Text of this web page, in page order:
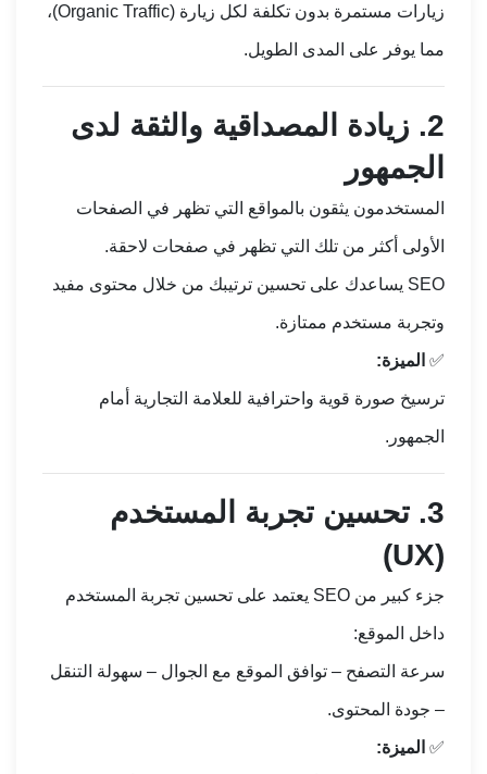
زيارات مستمرة بدون تكلفة لكل زيارة (Organic Traffic)،
مما يوفر على المدى الطويل.
2. زيادة المصداقية والثقة لدى
الجمهور
المستخدمون يثقون بالمواقع التي تظهر في الصفحات
الأولى أكثر من تلك التي تظهر في صفحات لاحقة.
SEO يساعدك على تحسين ترتيبك من خلال محتوى مفيد
وتجربة مستخدم ممتازة.
✅ الميزة:
ترسيخ صورة قوية واحترافية للعلامة التجارية أمام
الجمهور.
3. تحسين تجربة المستخدم
(UX)
جزء كبير من SEO يعتمد على تحسين تجربة المستخدم
داخل الموقع:
سرعة التصفح – توافق الموقع مع الجوال – سهولة التنقل
– جودة المحتوى.
✅ الميزة: